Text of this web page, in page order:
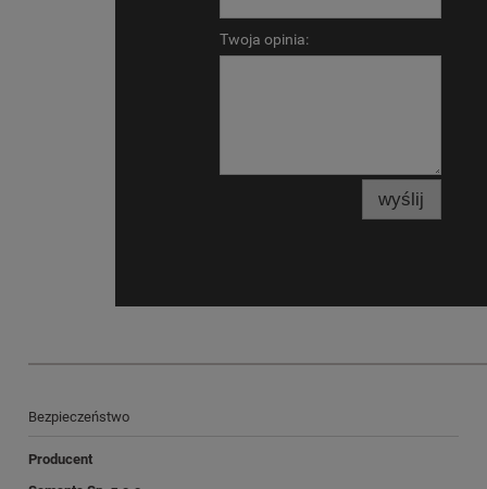
Twoja opinia:
wyślij
Bezpieczeństwo
Producent